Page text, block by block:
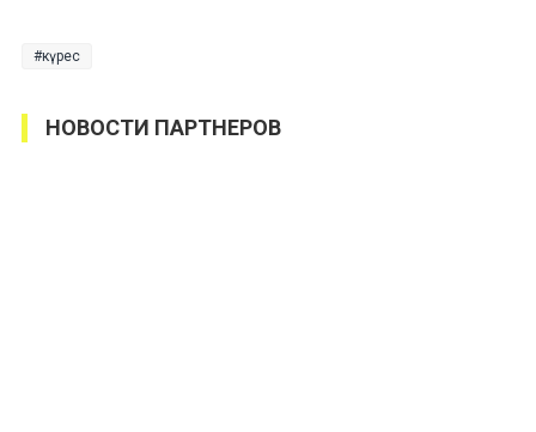
күрес
НОВОСТИ ПАРТНЕРОВ